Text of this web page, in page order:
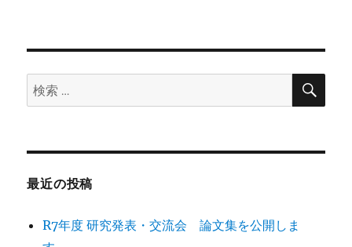
検
索:
検
最近の投稿
R7年度 研究発表・交流会 論文集を公開しま